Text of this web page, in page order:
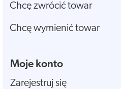
Chcę zwrócić towar
Chcę wymienić towar
Moje konto
Zarejestruj się